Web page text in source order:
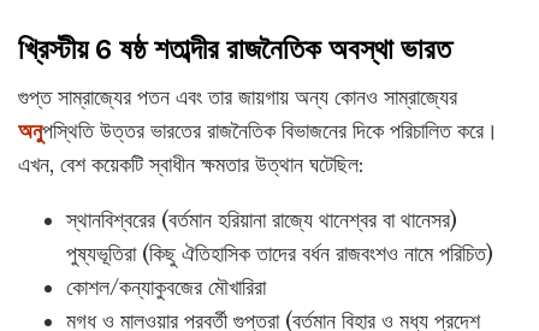
খ্রিস্টীয় 6 ষষ্ঠ শতাব্দীর রাজনৈতিক অবস্থা ভারত
গুপ্ত সাম্রাজ্যের পতন এবং তার জায়গায় অন্য কোনও সাম্রাজ্যের
অনুপস্থিতি উত্তর ভারতের রাজনৈতিক বিভাজনের দিকে পরিচালিত করে।
এখন, বেশ কয়েকটি স্বাধীন ক্ষমতার উত্থান ঘটেছিল:
স্থানবিশ্বরের (বর্তমান হরিয়ানা রাজ্যে থানেশ্বর বা থানেসর)
পুষ্যভূতিরা (কিছু ঐতিহাসিক তাদের বর্ধন রাজবংশও নামে পরিচিত)
কোশল/কন্যাকুবজের মৌখারিরা
মগধ ও মালওয়ার পরবর্তী গুপ্তরা (বর্তমান বিহার ও মধ্য প্রদেশ